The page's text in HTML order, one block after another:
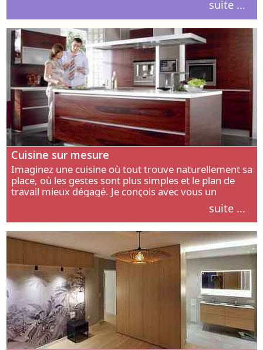
suite ...
Cuisine sur mesure
Imaginez une cuisine où tout trouve naturellement sa
place, où les gestes sont plus simples et le plan de
travail mieux dégagé. Je conçois avec vous un
aménagement adapté à votre manière de cuisiner, de
suite ...